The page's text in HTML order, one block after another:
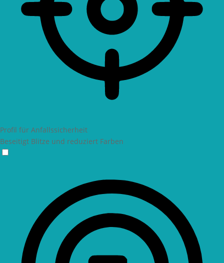
Profil für Anfallssicherheit
Beseitigt Blitze und reduziert Farben